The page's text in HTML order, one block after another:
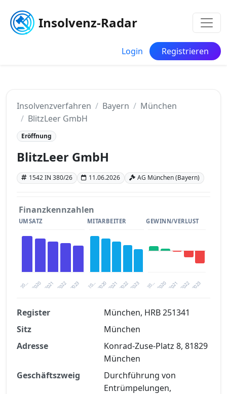
Insolvenz-Radar
Login Registrieren
Insolvenzverfahren Bayern
München
BlitzLeer GmbH
Eröffnung
BlitzLeer GmbH
1542 IN 380/26 11.06.2026 AG München (Bayern)
Finanzkennzahlen
UMSATZ
20… 2021 2023
2020 2022
MITARBEITER
20… 2021 2023
2020 2022
GEWINN/VERLUST
20… 2021 2023
2020 2022
Finanzkennzahlen nach kostenloser
Registrierung verfügbar
Jetzt kostenlos registrieren
Register
München, HRB 251341
Sitz
München
Adresse
Konrad-Zuse-Platz 8, 81829
München
Geschäftszweig
Durchführung von
Entrümpelungen,